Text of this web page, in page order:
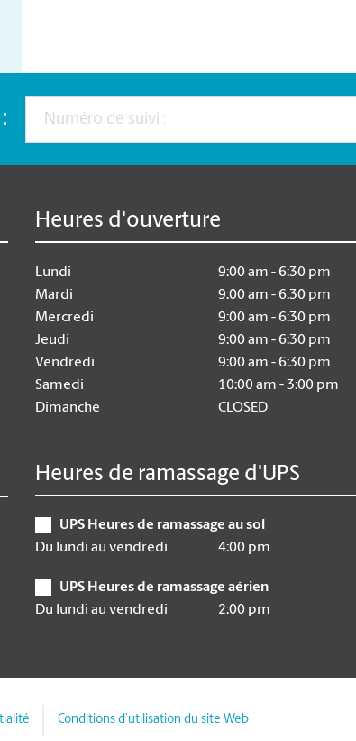
Heures d'ouverture
Lundi
9:00 am - 6:30 pm
Mardi
9:00 am - 6:30 pm
Mercredi
9:00 am - 6:30 pm
Jeudi
9:00 am - 6:30 pm
Vendredi
9:00 am - 6:30 pm
Samedi
10:00 am - 3:00 pm
Dimanche
CLOSED
Heures de ramassage d'UPS
UPS Heures de ramassage au sol
Du lundi au vendredi
4:00 pm
UPS Heures de ramassage aérien
Du lundi au vendredi
2:00 pm
Conditions d’utilisation du site Web